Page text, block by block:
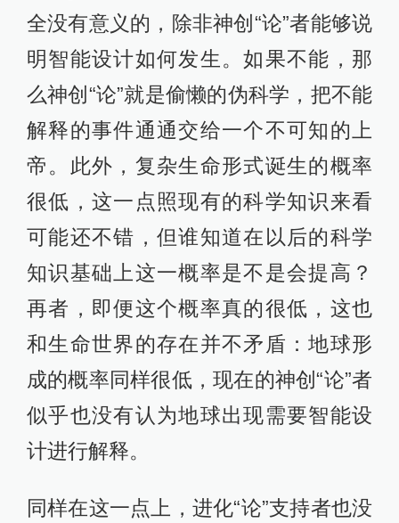
全没有意义的，除非神创“论”者能够说
明智能设计如何发生。如果不能，那
么神创“论”就是偷懒的伪科学，把不能
解释的事件通通交给一个不可知的上
帝。此外，复杂生命形式诞生的概率
很低，这一点照现有的科学知识来看
可能还不错，但谁知道在以后的科学
知识基础上这一概率是不是会提高？
再者，即便这个概率真的很低，这也
和生命世界的存在并不矛盾：地球形
成的概率同样很低，现在的神创“论”者
似乎也没有认为地球出现需要智能设
计进行解释。
同样在这一点上，进化“论”支持者也没